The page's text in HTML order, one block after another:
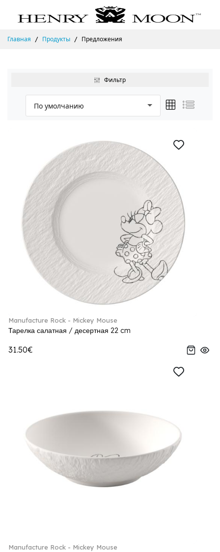
Главная Продукты Предложения
Фильтр
Manufacture Rock - Mickey Mouse
Тарелка салатная / десертная 22 cm
31.50€
Manufacture Rock - Mickey Mouse